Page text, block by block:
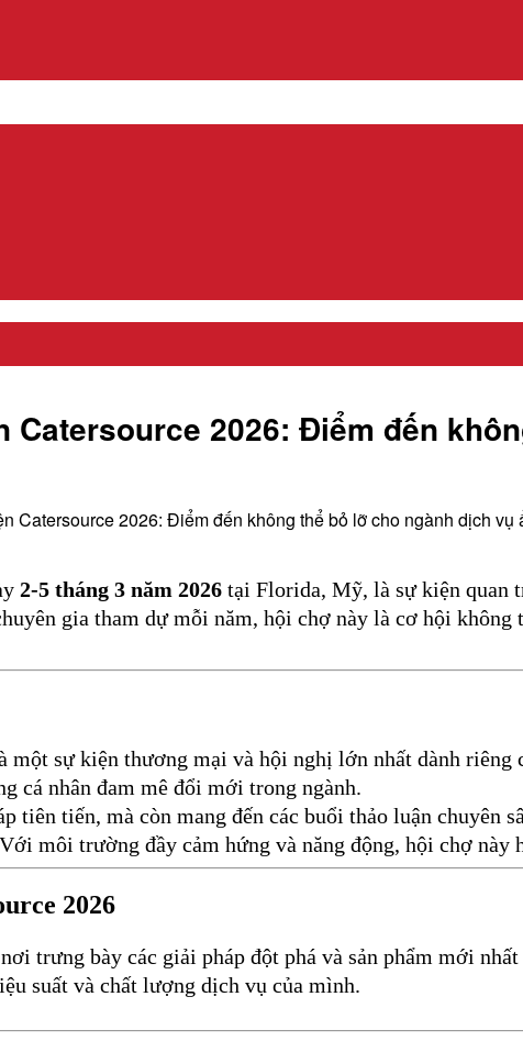
2026: Điểm đến
Catersource 2026: Điểm đến không thể bỏ lỡ cho ngành dịch vụ
2-5 tháng 3 năm 2026 tại Florida, Mỹ, là sự kiện quan
gia tham dự mỗi năm, hội chợ này là cơ hội
sự kiện thương mại và hội nghị lớn nhất dành
cá nhân đam mê đổi mới trong ngành.
tiên tiến, mà còn mang đến các buổi thảo luận chuyên
môi trường đầy cảm hứng và năng động, hội chợ
2026
trưng bày các giải pháp đột phá và sản phẩm mới
suất và chất lượng dịch vụ của mình.